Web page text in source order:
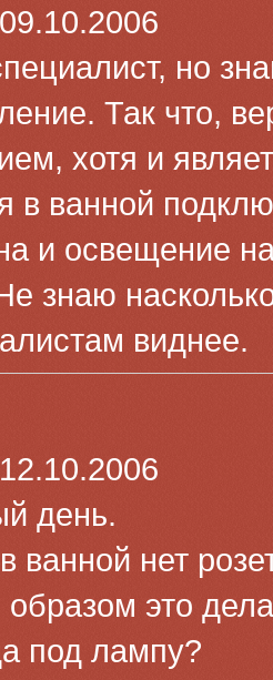
но
Так что,
хотя и
в ванной
и освещение на
знаю
виднее.
день.
ванной нет
это
под лампу?